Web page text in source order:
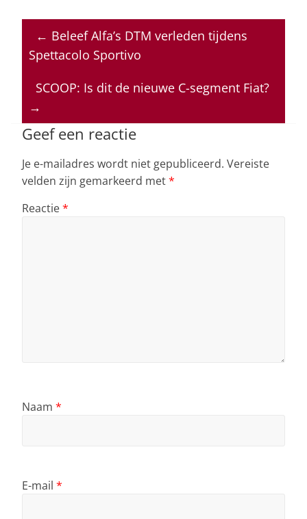
at
s
p
p
c
e
o
o
k
k
e
n
re
a
s
ai
l
← Beleef Alfa’s DTM verleden tijdens
Spettacolo Sportivo
SCOOP: Is dit de nieuwe C-segment Fiat?
→
Geef een reactie
Je e-mailadres wordt niet gepubliceerd. Vereiste
velden zijn gemarkeerd met*
Reactie*
Naam *
E-mail *